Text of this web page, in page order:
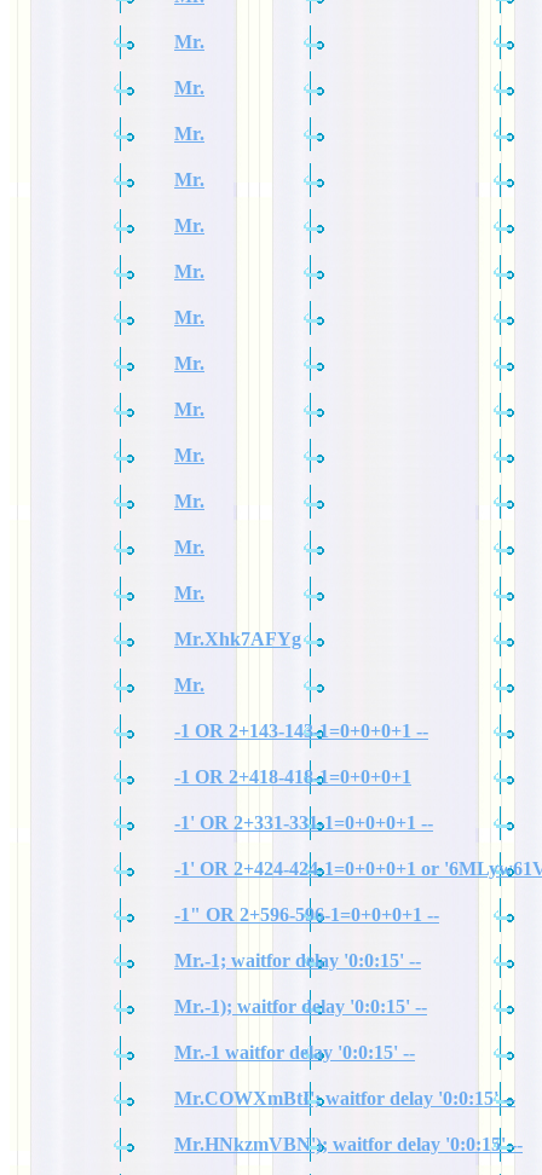
Mr.
Mr.
Mr.
Mr.
Mr.
Mr.
Mr.
Mr.
Mr.
Mr.
Mr.
Mr.
Mr.
Mr.Xhk7AFYg
Mr.
-1 OR 2+143-143-1=0+0+0+1 --
-1 OR 2+418-418-1=0+0+0+1
-1' OR 2+331-331-1=0+0+0+1 --
-1' OR 2+424-424-1=0+0+0+1 or
-1" OR 2+596-596-1=0+0+0+1 --
Mr.-1; waitfor delay '0:0:15' --
Mr.-1); waitfor delay '0:0:15' --
Mr.-1 waitfor delay '0:0:15' --
Mr.COWXmBtI'; waitfor delay '0:0:15' --
Mr.HNkzmVBN'); waitfor delay '0:0:15' --